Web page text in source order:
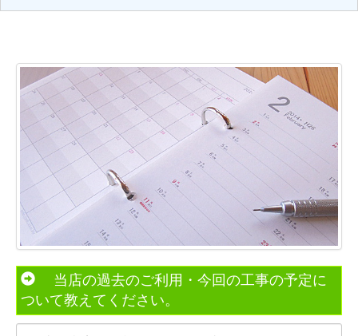
当店の過去のご利用・今回の工事の予定に
ついて教えてください。